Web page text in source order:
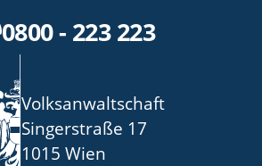
Kostenlose
0800 - 223 223
Volksanwaltschaft
Singerstraße 17
1015 Wien